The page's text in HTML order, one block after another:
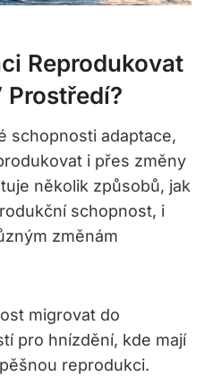
Reprodukovat
Prostředí?
schopnosti adaptace,
i přes změny
několik způsobů, jak
schopnost, i
změnám
migrovat do
pro hnízdění, kde mají
reprodukci.